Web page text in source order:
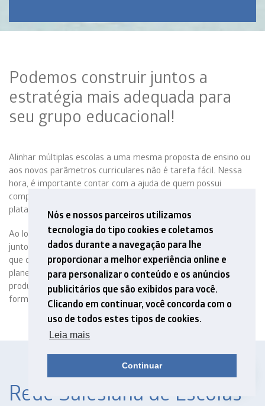
Nós e nossos parceiros utilizamos
tecnologia do tipo cookies e coletamos
dados durante a navegação para lhe
proporcionar a melhor experiência online e
para personalizar o conteúdo e os anúncios
publicitários que são exibidos para você.
Clicando em continuar, você concorda com o
uso de todos estes tipos de cookies.
Leia mais
Continuar
Podemos construir juntos a
estratégia mais adequada para
seu grupo educacional!
Alinhar múltiplas escolas a uma mesma proposta de ensino ou
aos novos parâmetros curriculares não é tarefa fácil. Nessa
hora, é importante contar com a ajuda de quem possui
competência comprovada em desenvolvimento e gestão de
plataformas pedagógicas.
Ao longo da nossa história, implementamos projetos de ensino
junto a importantes redes de escolas brasileiras. É um trabalho
que compreende diversas ações integradas, como o
planejamento da proposta curricular, o acompanhamento da
produção de materiais didáticos e a estruturação das
formações para docentes e grupos de apoio e gestão.
Rede Salesiana de Escolas